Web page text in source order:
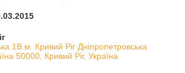
1В м. Кривий Ріг Дніпропетровська
50000, Кривий Ріг, Україна